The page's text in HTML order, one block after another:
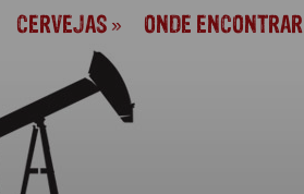
CERVEJAS » ONDE ENCONTRAR